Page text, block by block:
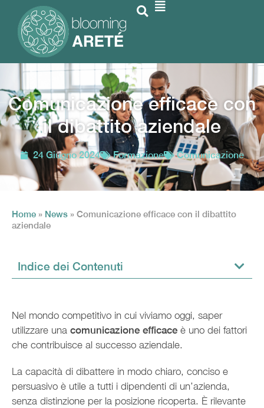
Comunicazione efficace con
il dibattito aziendale
24 Giugno 2024 Formazione Comunicazione
Home » News » Comunicazione efficace con il dibattito
aziendale
Indice dei Contenuti
Nel mondo competitivo in cui viviamo oggi, saper
utilizzare una comunicazione efficace è uno dei fattori
che contribuisce al successo aziendale.
La capacità di dibattere in modo chiaro, conciso e
persuasivo è utile a tutti i dipendenti di un’azienda,
senza distinzione per la posizione ricoperta. È rilevante